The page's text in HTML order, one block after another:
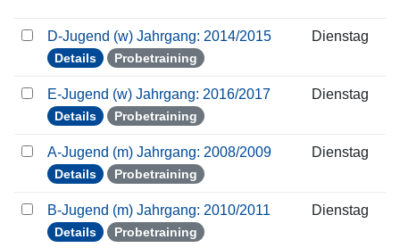
D-Jugend (w) Jahrgang: 2014/2015
Details Probetraining
Dienstag
E-Jugend (w) Jahrgang: 2016/2017
Details Probetraining
Dienstag
A-Jugend (m) Jahrgang: 2008/2009
Details Probetraining
Dienstag
B-Jugend (m) Jahrgang: 2010/2011
Details Probetraining
Dienstag